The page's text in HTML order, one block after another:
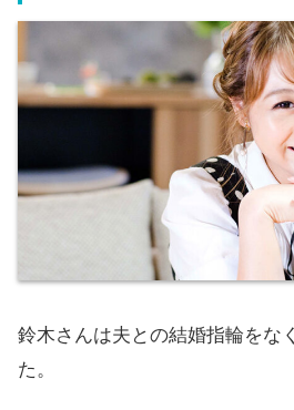
鈴木さんは夫との結婚指輪をな
た。